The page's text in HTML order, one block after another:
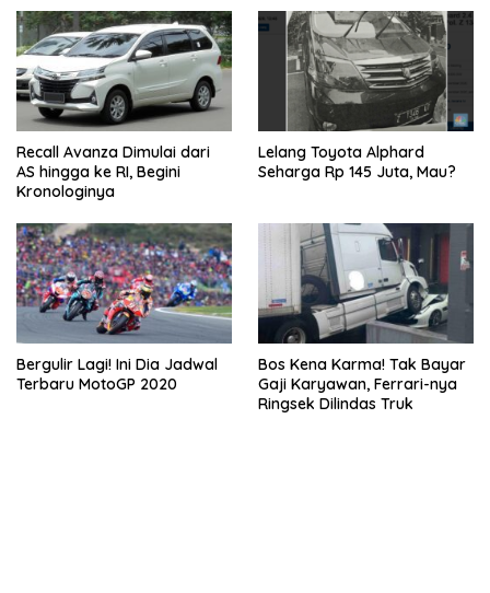
Recall Avanza Dimulai dari
AS hingga ke RI, Begini
Kronologinya
Lelang Toyota Alphard
Seharga Rp 145 Juta, Mau?
Bergulir Lagi! Ini Dia Jadwal
Terbaru MotoGP 2020
Bos Kena Karma! Tak Bayar
Gaji Karyawan, Ferrari-nya
Ringsek Dilindas Truk